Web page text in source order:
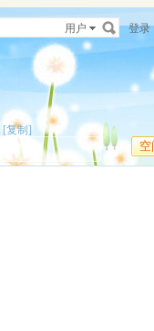
用户 登录
[复制]
空